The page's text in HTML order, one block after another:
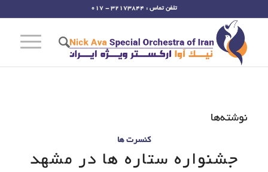
تلفن تماس : 32173844 - 017
نوشته‌ها
کنسرت ها
جشنواره ستاره ها در مشهد